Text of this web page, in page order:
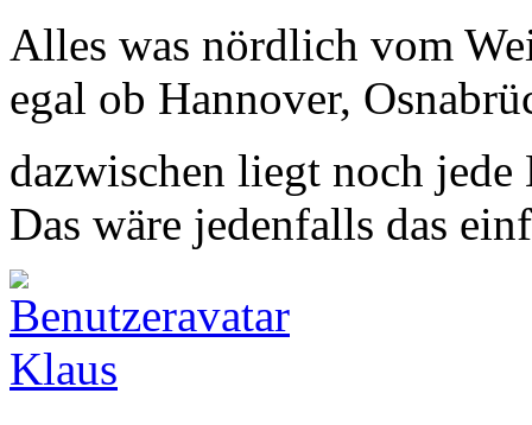
Alles was nördlich vom
egal ob Hannover,
dazwischen liegt noch
Das wäre jedenfalls das
Klaus